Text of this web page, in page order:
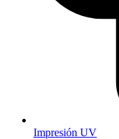
Impresión UV